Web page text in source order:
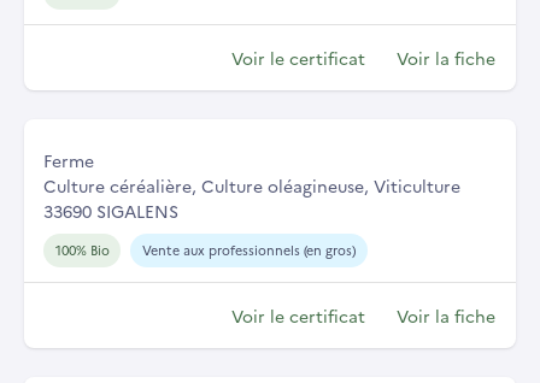
Voir le certificat Voir la fiche
Ferme
Culture céréalière, Culture oléagineuse, Viticulture
33690 SIGALENS
100% Bio Vente aux professionnels (en gros)
Voir le certificat Voir la fiche